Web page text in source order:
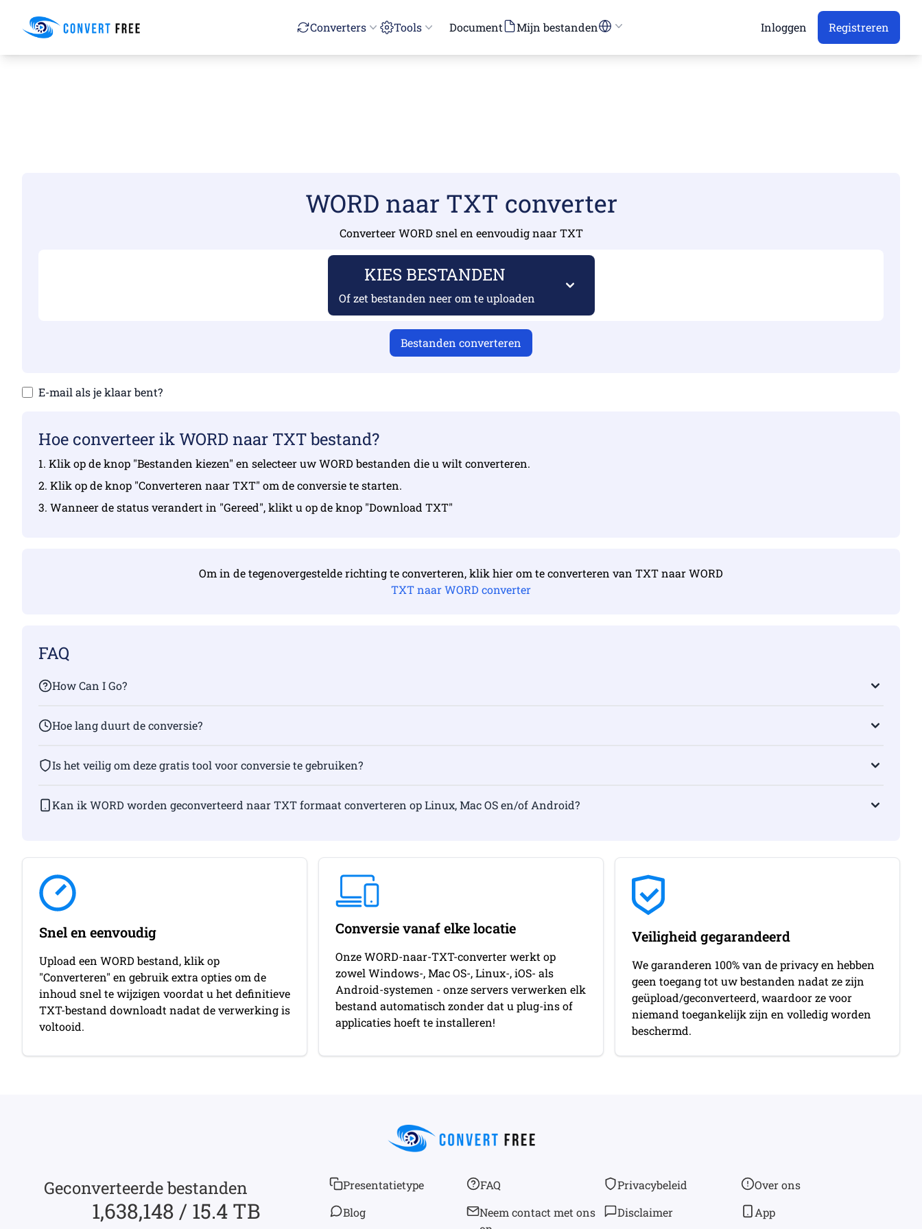
Convert Free Converters Tools Document Mijn bestanden Inloggen Registreren
WORD naar TXT converter
Converteer WORD snel en eenvoudig naar TXT
KIES BESTANDEN
Of zet bestanden neer om te uploaden
Bestanden converteren
E-mail als je klaar bent?
Hoe converteer ik WORD naar TXT bestand?
1. Klik op de knop "Bestanden kiezen" en selecteer uw WORD bestanden die u wilt converteren.
2. Klik op de knop "Converteren naar TXT" om de conversie te starten.
3. Wanneer de status verandert in "Gereed", klikt u op de knop "Download TXT"
Om in de tegenovergestelde richting te converteren, klik hier om te converteren van TXT naar WORD
TXT naar WORD converter
FAQ
How Can I Go?
Hoe lang duurt de conversie?
Is het veilig om deze gratis tool voor conversie te gebruiken?
Kan ik WORD worden geconverteerd naar TXT formaat converteren op Linux, Mac OS en/of Android?
Snel en eenvoudig
Upload een WORD bestand, klik op
"Converteren" en gebruik extra opties om de
inhoud snel te wijzigen voordat u het definitieve
TXT-bestand downloadt nadat de verwerking is
voltooid.
Conversie vanaf elke locatie
Onze WORD-naar-TXT-converter werkt op
zowel Windows-, Mac OS-, Linux-, iOS- als
Android-systemen - onze servers verwerken elk
bestand automatisch zonder dat u plug-ins of
applicaties hoeft te installeren!
Veiligheid gegarandeerd
We garanderen 100% van de privacy en hebben
geen toegang tot uw bestanden nadat ze zijn
geüpload/geconverteerd, waardoor ze voor
niemand toegankelijk zijn en volledig worden
beschermd.
Geconverteerde bestanden
1,638,148 / 15.4 TB
Presentatietype
Blog
FAQ
Neem contact met ons
Privacybeleid
Disclaimer
Over ons
App